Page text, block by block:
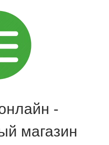
-
магазин